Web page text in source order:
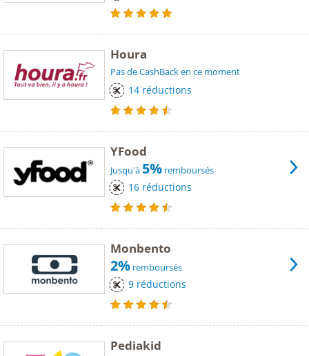
Houra
Pas de CashBack en ce moment
14 réductions
YFood
Jusqu'à 5% remboursés
16 réductions
Monbento
2% remboursés
9 réductions
Pediakid